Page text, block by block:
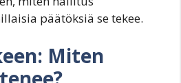
päätöksiä se tekee.
Miten